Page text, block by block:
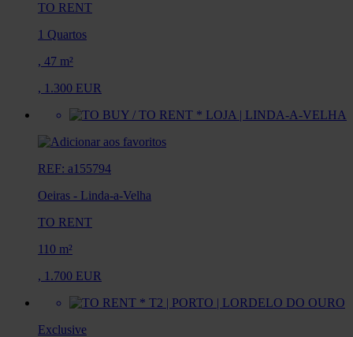
TO RENT
1 Quartos
, 47 m²
, 1.300 EUR
REF: a155794
Oeiras - Linda-a-Velha
TO RENT
110 m²
, 1.700 EUR
Exclusive